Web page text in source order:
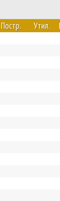
Постр. Утил.